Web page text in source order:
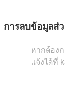
การลบข้อมูลส่
หากต้อง
แจ้งได้ที่